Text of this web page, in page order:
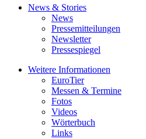
News & Stories
News
Pressemitteilungen
Newsletter
Pressespiegel
Weitere Informationen
EuroTier
Messen & Termine
Fotos
Videos
Wörterbuch
Links